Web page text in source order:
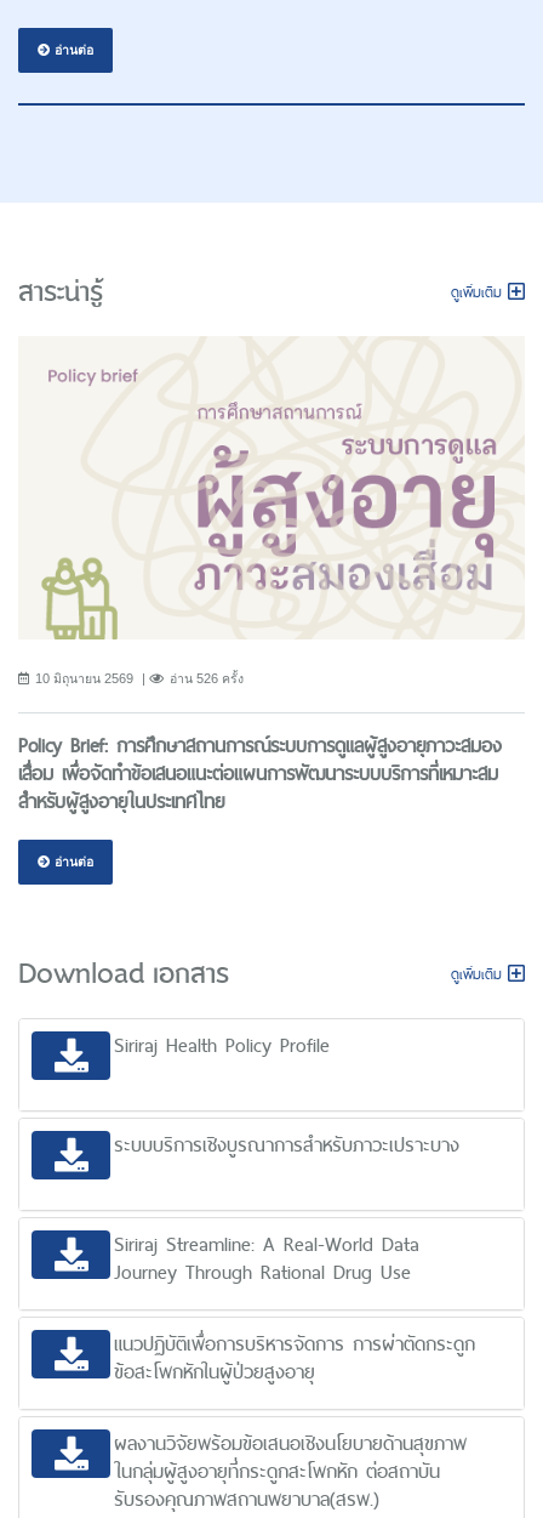
อ่านต่อ
สาระน่ารู้ ดูเพิ่มเติม
10 มิถุนายน 2569 อ่าน 526 ครั้ง
Policy Brief: การศึกษาสถานการณ์ระบบการดูแลผู้สูงอายุภาวะสมอง
เสื่อม เพื่อจัดทำข้อเสนอแนะต่อแผนการพัฒนาระบบบริการที่เหมาะสม
สำหรับผู้สูงอายุในประเทศไทย
อ่านต่อ
Download เอกสาร ดูเพิ่มเติม
Siriraj Health Policy Profile
ระบบบริการเชิงบูรณาการสําหรับภาวะเปราะบาง
Siriraj Streamline: A Real-World Data
Journey Through Rational Drug Use
แนวปฏิบัติเพื่อการบริหารจัดการ การผ่าตัดกระดูก
ข้อสะโพกหักในผู้ป่วยสูงอายุ
ผลงานวิจัยพร้อมข้อเสนอเชิงนโยบายด้านสุขภาพ
ในกลุ่มผู้สูงอายุที่กระดูกสะโพกหัก ต่อสถาบัน
รับรองคุณภาพสถานพยาบาล(สรพ.)